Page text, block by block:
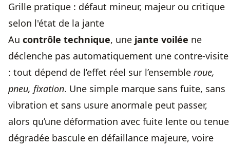
Grille pratique : défaut mineur, majeur ou critique
selon l'état de la jante
Au contrôle technique, une jante voilée ne
déclenche pas automatiquement une contre-visite
: tout dépend de l’effet réel sur l’ensemble roue,
pneu, fixation. Une simple marque sans fuite, sans
vibration et sans usure anormale peut passer,
alors qu’une déformation avec fuite lente ou tenue
dégradée bascule en défaillance majeure, voire